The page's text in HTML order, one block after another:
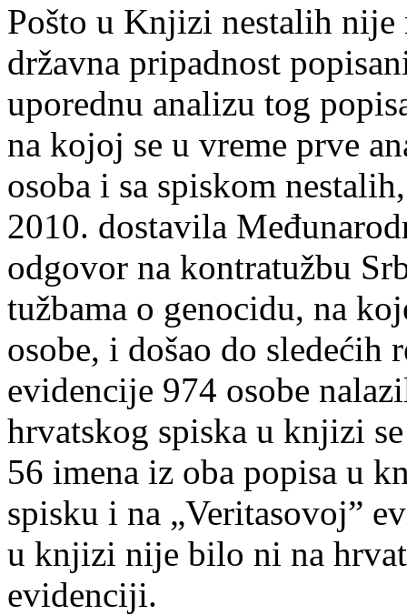
Pošto u Knjizi nestalih nije
državna pripadnost
uporednu analizu tog
na kojoj se u vreme prve
osoba i sa spiskom
2010. dostavila
odgovor na kontratužbu
tužbama o genocidu, na
osobe, i došao do sledećih
evidencije 974 osobe
hrvatskog spiska u knjizi
56 imena iz oba popisa u
spisku i na „Veritasovoj”
u knjizi nije bilo ni na
evidenciji.